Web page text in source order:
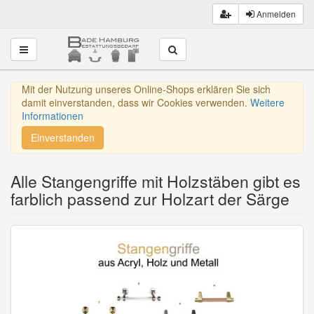
Anmelden
Toggle navigation
Mit der Nutzung unseres Online-Shops erklären Sie sich
damit einverstanden, dass wir Cookies verwenden. Weitere
Informationen
Einverstanden
Alle Stangengriffe mit Holzstäben gibt es
farblich passend zur Holzart der Särge